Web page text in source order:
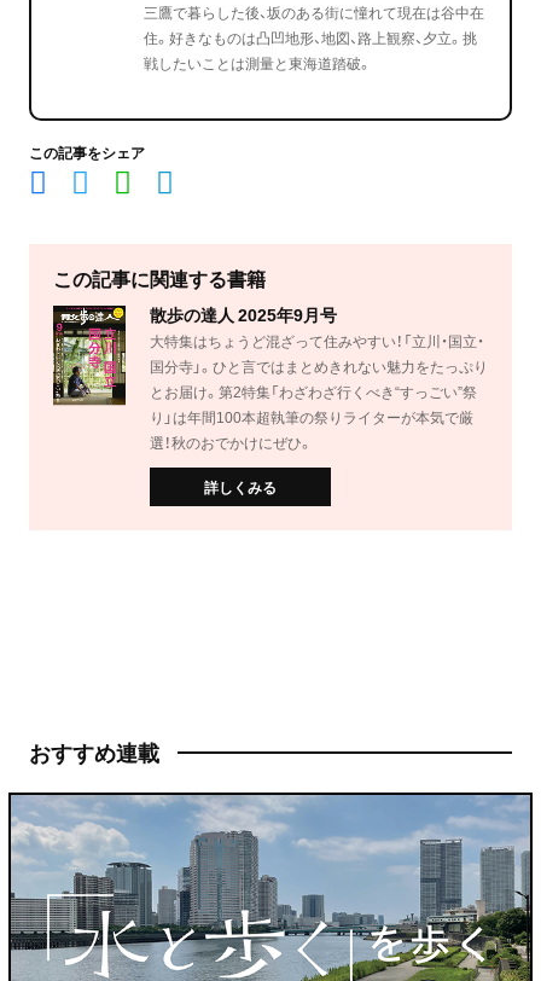
三鷹で暮らした後、坂のある街に憧れて現在は谷中在
住。好きなものは凸凹地形、地図、路上観察、夕立。挑
戦したいことは測量と東海道踏破。
この記事をシェア
この記事に関連する書籍
散歩の達人 2025年9月号
大特集はちょうど混ざって住みやすい！「立川・国立・
国分寺」。ひと言ではまとめきれない魅力をたっぷり
とお届け。第2特集「わざわざ行くべき“すっごい”祭
り」は年間100本超執筆の祭りライターが本気で厳
選！秋のおでかけにぜひ。
詳しくみる
おすすめ連載